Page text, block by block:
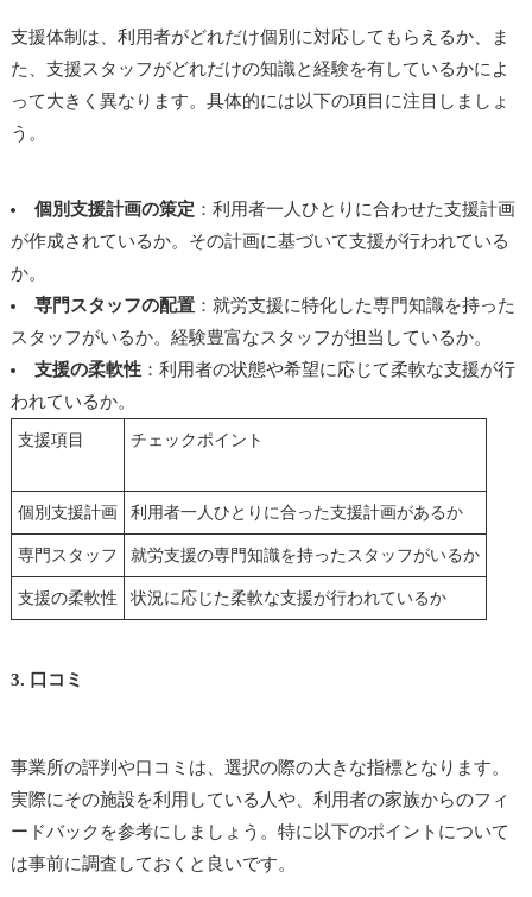
支援体制は、利用者がどれだけ個別に対応してもらえるか、ま
た、支援スタッフがどれだけの知識と経験を有しているかによ
って大きく異なります。具体的には以下の項目に注目しましょ
う。
個別支援計画の策定 ：利用者一人ひとりに合わせた支援計画
が作成されているか。その計画に基づいて支援が行われている
か。
専門スタッフの配置：就労支援に特化した専門知識を持った
スタッフがいるか。経験豊富なスタッフが担当しているか。
支援の柔軟性：利用者の状態や希望に応じて柔軟な支援が行
われているか。
支援項目 チェックポイント
個別支援計画 利用者一人ひとりに合った支援計画があるか
専門スタッフ 就労支援の専門知識を持ったスタッフがいるか
支援の柔軟性 状況に応じた柔軟な支援が行われているか
3. 口コミ
事業所の評判や口コミは、選択の際の大きな指標となります。
実際にその施設を利用している人や、利用者の家族からのフィ
ードバックを参考にしましょう。特に以下のポイントについて
は事前に調査しておくと良いです。